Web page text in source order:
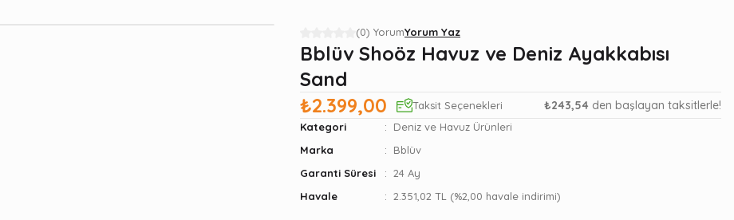
(0) YorumYorum Yaz
Bblüv Shoöz Havuz ve Deniz Ayakkabısı
Sand
₺2.399,00
Taksit Seçenekleri ₺243,54 den başlayan taksitlerle!
Kategori
Deniz ve Havuz Ürünleri
Marka
Bblüv
Garanti Süresi
24 Ay
Havale
2.351,02 TL (%2,00 havale indirimi)